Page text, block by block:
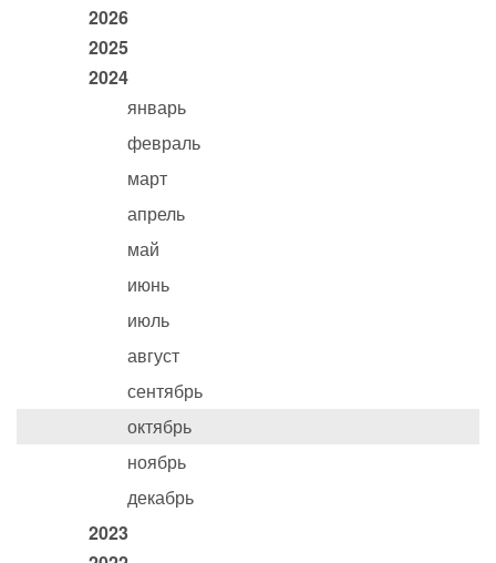
2026
2025
2024
январь
февраль
март
апрель
май
июнь
июль
август
сентябрь
октябрь
ноябрь
декабрь
2023